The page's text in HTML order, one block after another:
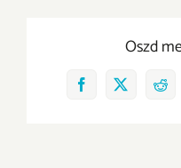
Oszd
Facebook
X